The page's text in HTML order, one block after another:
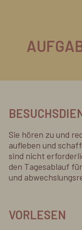
Sie hören zu und
aufleben und
sind nicht
den Tagesablauf
und
VORLESEN